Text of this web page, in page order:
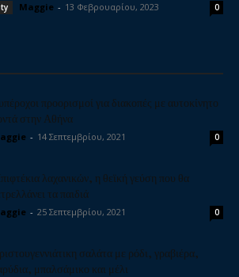
Maggie - 13 Φεβρουαρίου, 2023 0
προορισμοί για διακοπές με αυτοκίνητο
στην Αθήνα
- 14 Σεπτεμβρίου, 2021 0
λαχανικών, η θεϊκή γεύση που θα
τα παιδιά
- 25 Σεπτεμβρίου, 2021 0
σαλάτα με ρόδι, γραβιέρα,
μπαλσάμικο και μέλι